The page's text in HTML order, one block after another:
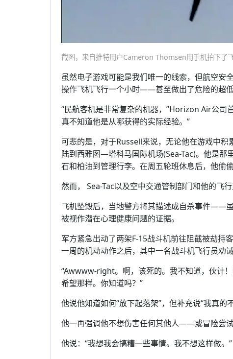
截图，来自推特用户Cameron Thomsen用手机拍下了
虽然电子游戏可能是我们唯一的线索，但航空安
操作飞机飞行一个小时——甚至做出了危险的超低
“民航客机是非常复杂的机器，”Horizon Air公司
真不知道他是从哪获得的实际经验。”
可悲的是，对于Russell来说，无论他在游戏中
陆到西雅图—塔科马国际机场(Sea-Tac)。他是那
石和柏油到管理行李。在周五轮班休息后，他偷
然而， Sea-Tac以及空中交通管制部门和他的飞
飞机坠毁后，当地警方将其描述成自杀事件——
被视作潜在心理健康问题的证据。
军方紧急出动了两架F-15战斗机前往阻截被劫持
一周的机动动作之后，其中一名战斗机飞行员劝
“Awwww-right。啊，该死的。我不知道，伙计
希望那样。你知道吗？”
他说他知道如何“放下起落架”，但补充说“我真的
他一再强调他不想伤害任何其他人——或冒险尝
他说：“我想我会搞糟一些事情。我不想这样做。”